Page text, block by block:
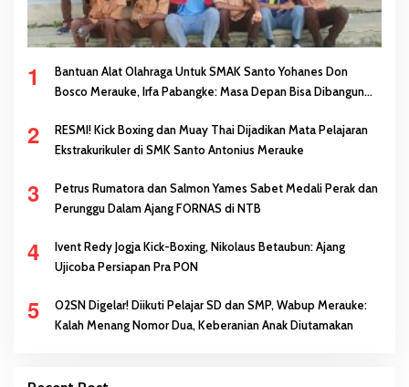
1
Bantuan Alat Olahraga Untuk SMAK Santo Yohanes Don
Bosco Merauke, Irfa Pabangke: Masa Depan Bisa Dibangun
2
RESMI! Kick Boxing dan Muay Thai Dijadikan Mata Pelajaran
Ekstrakurikuler di SMK Santo Antonius Merauke
3
Petrus Rumatora dan Salmon Yames Sabet Medali Perak dan
Perunggu Dalam Ajang FORNAS di NTB
4
Ivent Redy Jogja Kick-Boxing, Nikolaus Betaubun: Ajang
Ujicoba Persiapan Pra PON
5
O2SN Digelar! Diikuti Pelajar SD dan SMP, Wabup Merauke:
Kalah Menang Nomor Dua, Keberanian Anak Diutamakan